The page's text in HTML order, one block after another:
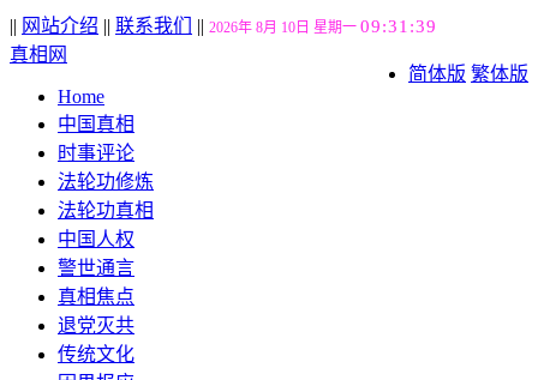
|| 网站介绍 || 联系我们 || 2026年 8月 10日 星期一 09:31:40
简体版 繁体版
真相网
Home
中国真相
时事评论
法轮功修炼
法轮功真相
中国人权
警世通言
真相焦点
退党灭共
传统文化